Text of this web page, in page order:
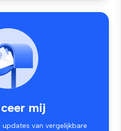
mij
van vergelijkbare